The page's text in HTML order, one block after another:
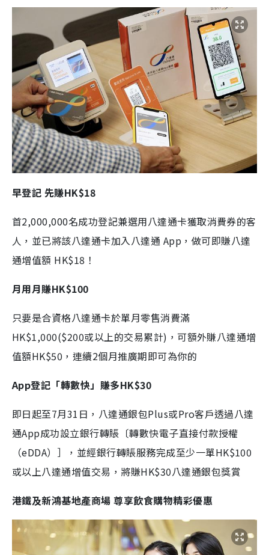
早登記 先賺HK$18
首2,000,000名成功登記兼選用八達通卡獲取消費券的客
人，並已將該八達通卡加入八達通 App，做可即賺八達
通增值額 HK$18！
月用月賺HK$100
只要是合資格八達通卡於單月零售消費滿
HK$1,000($200或以上的交易累計)，可額外賺八達通增
值額HK$50，連續2個月推廣期即可為你的
App登記「轉數快」賺多HK$30
即日起至7月31日，八達通銀包Plus或Pro客戶透過八達
通App成功設立銀行轉賬〔轉數快電子直接付款授權
（eDDA）］，並經銀行轉賬服務完成至少一單HK$100
或以上八達通增值交易，將賺HK$30八達通銀包獎賞
港鐵及新鴻基地產商場 尊享飲食購物精彩優惠